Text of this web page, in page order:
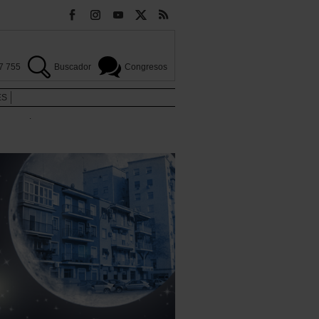
755 Buscador Congresos
.